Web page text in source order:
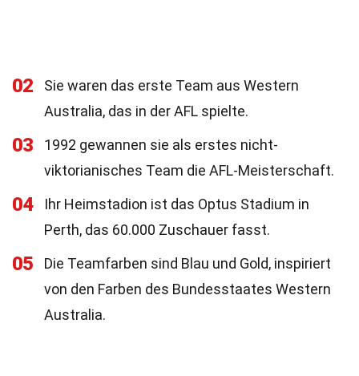
02
Sie waren das erste Team aus Western
Australia, das in der AFL spielte.
03
1992 gewannen sie als erstes nicht-
viktorianisches Team die AFL-Meisterschaft.
04
Ihr Heimstadion ist das Optus Stadium in
Perth, das 60.000 Zuschauer fasst.
05
Die Teamfarben sind Blau und Gold, inspiriert
von den Farben des Bundesstaates Western
Australia.